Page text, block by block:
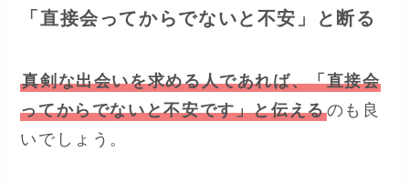
「直接会ってからでないと不安」と断る
真剣な出会いを求める人であれば、「直接会
ってからでないと不安です」と伝えるのも良
いでしょう。